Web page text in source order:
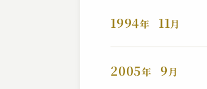
1994年 11月
2005年 9月